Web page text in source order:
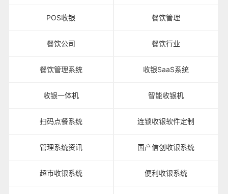
POS收银 餐饮管理
餐饮公司 餐饮行业
餐饮管理系统 收银SaaS系统
收银一体机 智能收银机
扫码点餐系统 连锁收银软件定制
管理系统资讯 国产信创收银系统
超市收银系统 便利收银系统